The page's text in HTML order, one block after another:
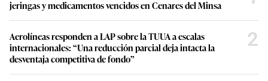
jeringas y medicamentos vencidos en Cenares del Minsa
Aerolíneas responden a LAP sobre la TUUA a escalas
internacionales: “Una reducción parcial deja intacta la
desventaja competitiva de fondo”
2